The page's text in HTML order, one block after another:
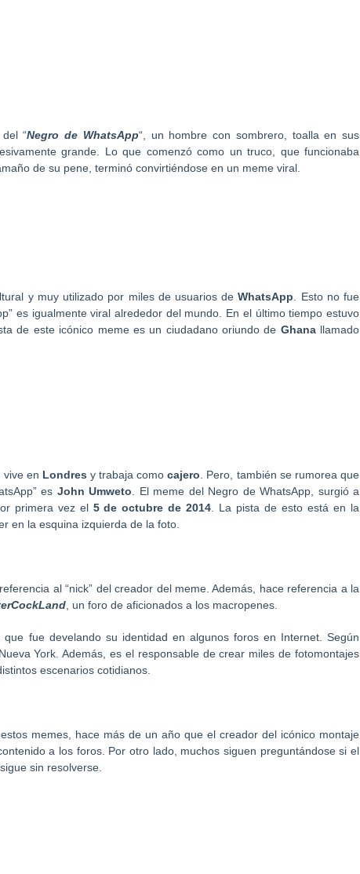
“Negro de WhatsApp“, un hombre con sombrero, toalla en sus
grande. Lo que comenzó como un truco, que funcionaba
de su pene, terminó convirtiéndose en un meme viral.
y muy utilizado por miles de usuarios deWhatsApp . Esto no fue
es igualmente viral alrededor del mundo. En el último tiempo estuvo
de este icónico meme es un ciudadano oriundo de Ghanallamado
vive en Londres y trabaja comocajero . Pero, también se rumorea que
es John Umweto . El meme del Negro de WhatsApp, surgió a
primera vez el 5 de octubre de 2014 . La pista de esto está en la
en la esquina izquierda de la foto.
al “nick” del creador del meme. Además, hace referencia a la
, un foro de aficionados a los macropenes.
fue develando su identidad en algunos foros en Internet. Según
York. Además, es el responsable de crear miles de fotomontajes
escenarios cotidianos.
memes, hace más de un año que el creador del icónico montaje
a los foros. Por otro lado, muchos siguen preguntándose si el
sin resolverse.